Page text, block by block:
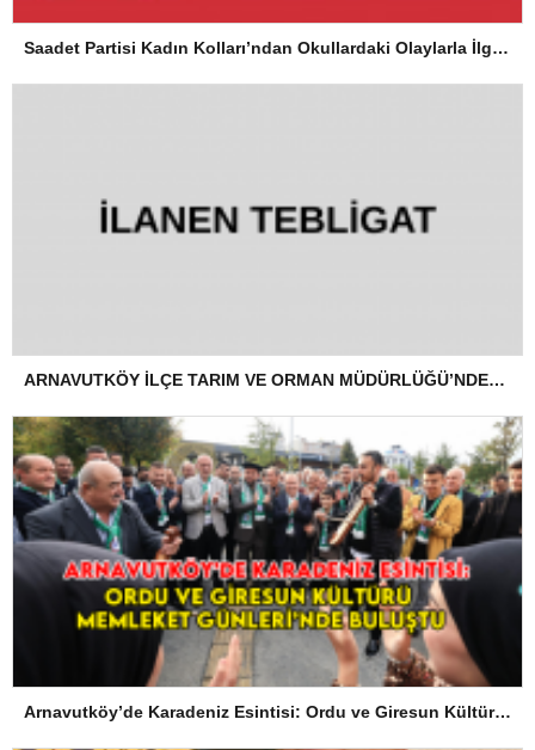
Saadet Partisi Kadın Kolları’ndan Okullardaki Olaylarla İlgili Basın Açıklaması
ARNAVUTKÖY İLÇE TARIM VE ORMAN MÜDÜRLÜĞÜ’NDEN İLANEN TEBLİGAT
Arnavutköy’de Karadeniz Esintisi: Ordu ve Giresun Kültürü Memleket Günleri’nde Buluştu